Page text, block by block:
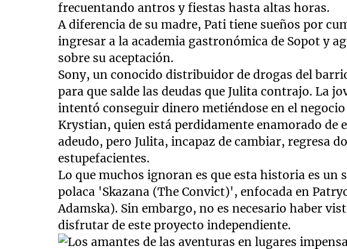
frecuentando antros y fiestas hasta altas horas.
A diferencia de su madre, Pati tiene sueños por
ingresar a la academia gastronómica de Sopot y
sobre su aceptación.
Sony, un conocido distribuidor de drogas del
para que salde las deudas que Julita contrajo. La
intentó conseguir dinero metiéndose en el negocio
Krystian, quien está perdidamente enamorado de
adeudo, pero Julita, incapaz de cambiar, regresa
estupefacientes.
Lo que muchos ignoran es que esta historia es
polaca 'Skazana (The Convict)', enfocada en
Adamska). Sin embargo, no es necesario haber
disfrutar de este proyecto independiente.